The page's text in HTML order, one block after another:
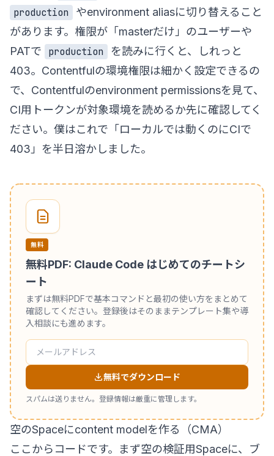
production
やenvironment aliasに切り替えること
があります。権限が「masterだけ」のユーザーや
PATで
production
を読みに行くと、しれっと
403。Contentfulの環境権限は細かく設定できるの
で、 Contentfulのenvironment permissionsを見て、
CI用トークンが対象環境を読めるか先に確認してく
ださい。僕はこれで「ローカルでは動くのにCIで
403」を半日溶かしました。
無料
無料PDF: Claude Code はじめてのチートシ
ート
まずは無料PDFで基本コマンドと最初の使い方をまとめて
確認してください。登録後はそのままテンプレート集や導
入相談にも進めます。
無料でダウンロード
スパムは送りません。登録情報は厳重に管理します。
空のSpaceにcontent modelを作る（CMA）
ここからコードです。まず空の検証用Spaceに、ブ